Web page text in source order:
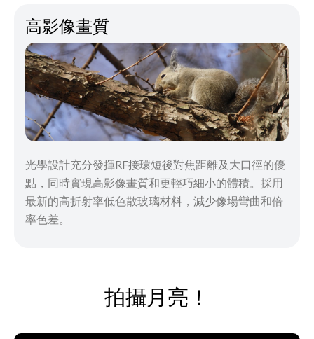
高影像畫質
光學設計充分發揮RF接環短後對焦距離及大口徑的優
點，同時實現高影像畫質和更輕巧細小的體積。採用
最新的高折射率低色散玻璃材料，減少像場彎曲和倍
率色差。
拍攝月亮！